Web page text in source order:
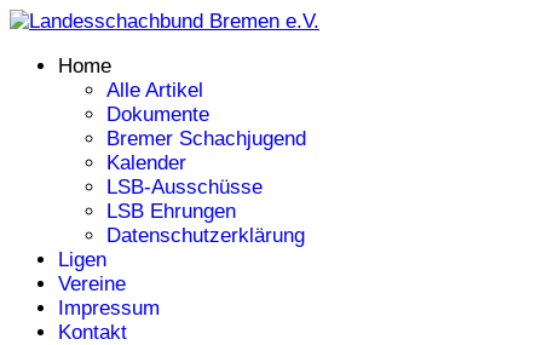
Home
Alle Artikel
Dokumente
Bremer Schachjugend
Kalender
LSB-Ausschüsse
LSB Ehrungen
Datenschutzerklärung
Ligen
Vereine
Impressum
Kontakt